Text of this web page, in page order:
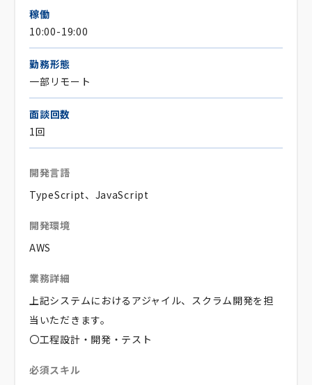
稼働
10:00-19:00
勤務形態
一部リモート
面談回数
1回
開発言語
TypeScript、JavaScript
開発環境
AWS
業務詳細
上記システムにおけるアジャイル、スクラム開発を担
当いただきます。
〇工程設計・開発・テスト
必須スキル